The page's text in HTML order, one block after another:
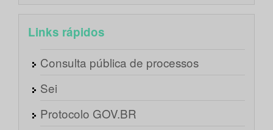
Links rápidos
Consulta pública de processos
Sei
Protocolo GOV.BR